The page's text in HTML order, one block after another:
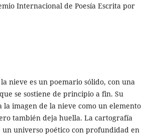
Internacional de Poesía Escrita por
nieve es un poemario sólido, con una
se sostiene de principio a fin. Su
la imagen de la nieve como un elemento
también deja huella. La cartografía
universo poético con profundidad en